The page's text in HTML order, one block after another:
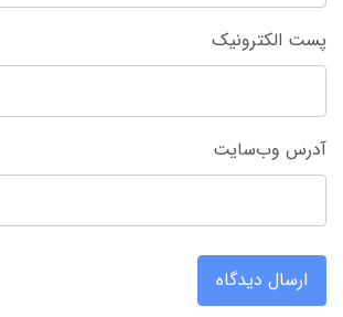
پست الکترونیک
آدرس وب‌سایت
ارسال دیدگاه